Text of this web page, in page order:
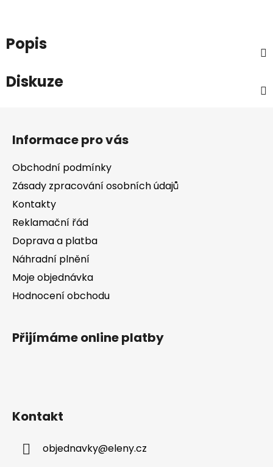
Popis
Diskuze
Informace pro vás
Obchodní podmínky
Zásady zpracování osobních údajů
Kontakty
Reklamační řád
Doprava a platba
Náhradní plnění
Moje objednávka
Hodnocení obchodu
Přijímáme online platby
Kontakt
objednavky@eleny.cz